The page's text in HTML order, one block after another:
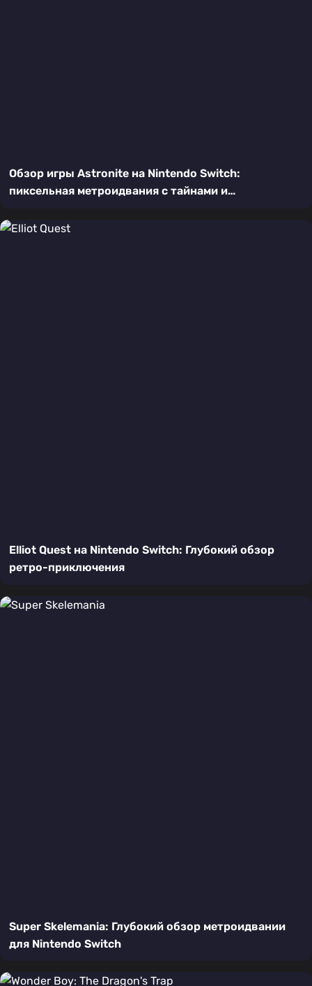
Обзор игры Astronite на Nintendo Switch:
пиксельная метроидвания с тайнами и
Elliot Quest на Nintendo Switch: Глубокий обзор
ретро-приключения
Super Skelemania: Глубокий обзор метроидвании
для Nintendo Switch